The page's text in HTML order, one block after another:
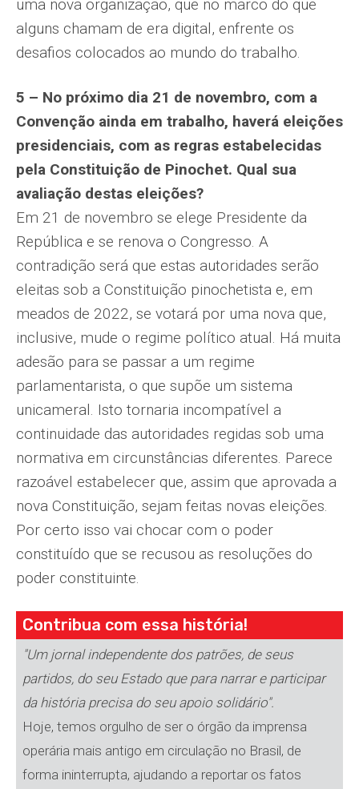
uma nova organização, que no marco do que
alguns chamam de era digital, enfrente os
desafios colocados ao mundo do trabalho.
5 – No próximo dia 21 de novembro, com a
Convenção ainda em trabalho, haverá eleições
presidenciais, com as regras estabelecidas
pela Constituição de Pinochet. Qual sua
avaliação destas eleições?
Em 21 de novembro se elege Presidente da
República e se renova o Congresso. A
contradição será que estas autoridades serão
eleitas sob a Constituição pinochetista e, em
meados de 2022, se votará por uma nova que,
inclusive, mude o regime político atual. Há muita
adesão para se passar a um regime
parlamentarista, o que supõe um sistema
unicameral. Isto tornaria incompatível a
continuidade das autoridades regidas sob uma
normativa em circunstâncias diferentes. Parece
razoável estabelecer que, assim que aprovada a
nova Constituição, sejam feitas novas eleições.
Por certo isso vai chocar com o poder
constituído que se recusou as resoluções do
poder constituinte.
Contribua com essa história!
"Um jornal independente dos patrões, de seus
partidos, do seu Estado que para narrar e participar
da história precisa do seu apoio solidário".
Hoje, temos orgulho de ser o órgão da imprensa
operária mais antigo em circulação no Brasil, de
forma ininterrupta, ajudando a reportar os fatos